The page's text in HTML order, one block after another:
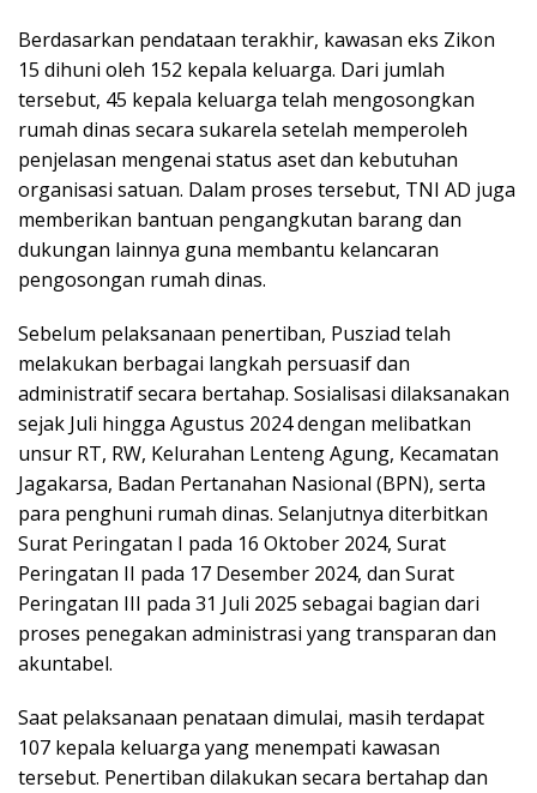
Berdasarkan pendataan terakhir, kawasan eks Zikon
15 dihuni oleh 152 kepala keluarga. Dari jumlah
tersebut, 45 kepala keluarga telah mengosongkan
rumah dinas secara sukarela setelah memperoleh
penjelasan mengenai status aset dan kebutuhan
organisasi satuan. Dalam proses tersebut, TNI AD juga
memberikan bantuan pengangkutan barang dan
dukungan lainnya guna membantu kelancaran
pengosongan rumah dinas.
Sebelum pelaksanaan penertiban, Pusziad telah
melakukan berbagai langkah persuasif dan
administratif secara bertahap. Sosialisasi dilaksanakan
sejak Juli hingga Agustus 2024 dengan melibatkan
unsur RT, RW, Kelurahan Lenteng Agung, Kecamatan
Jagakarsa, Badan Pertanahan Nasional (BPN), serta
para penghuni rumah dinas. Selanjutnya diterbitkan
Surat Peringatan I pada 16 Oktober 2024, Surat
Peringatan II pada 17 Desember 2024, dan Surat
Peringatan III pada 31 Juli 2025 sebagai bagian dari
proses penegakan administrasi yang transparan dan
akuntabel.
Saat pelaksanaan penataan dimulai, masih terdapat
107 kepala keluarga yang menempati kawasan
tersebut. Penertiban dilakukan secara bertahap dan